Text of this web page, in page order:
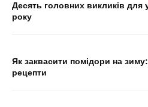
Десять головних викликів для
року
Як заквасити помідори на
рецепти